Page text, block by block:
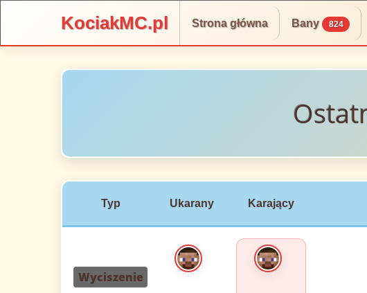
KociakMC.pl Strona główna Bany 824
Typ Ukarany Karający
Wyciszenie